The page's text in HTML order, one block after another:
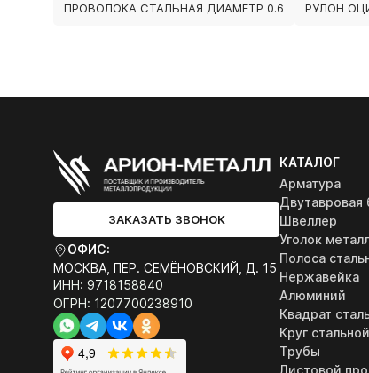
ПРОВОЛОКА СТАЛЬНАЯ ДИАМЕТР 0.6 РУЛОН
ЗАКАЗАТЬ ЗВОНОК
ОФИС:
МОСКВА, ПЕР. СЕМЁНОВСКИЙ, Д. 15
ИНН: 9718158840
ОГРН: 1207700238910
КАТАЛОГ
Арматура
Двутавровая
Швеллер
Уголок
Полоса
Нержавейка
Алюминий
Квадрат
Круг стальной
Трубы
Листовой